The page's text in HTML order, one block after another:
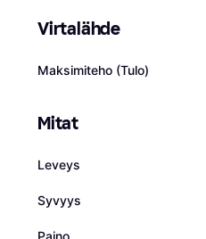
Virtalähde
Maksimiteho (Tulo)
Mitat
Leveys
Syvyys
Paino